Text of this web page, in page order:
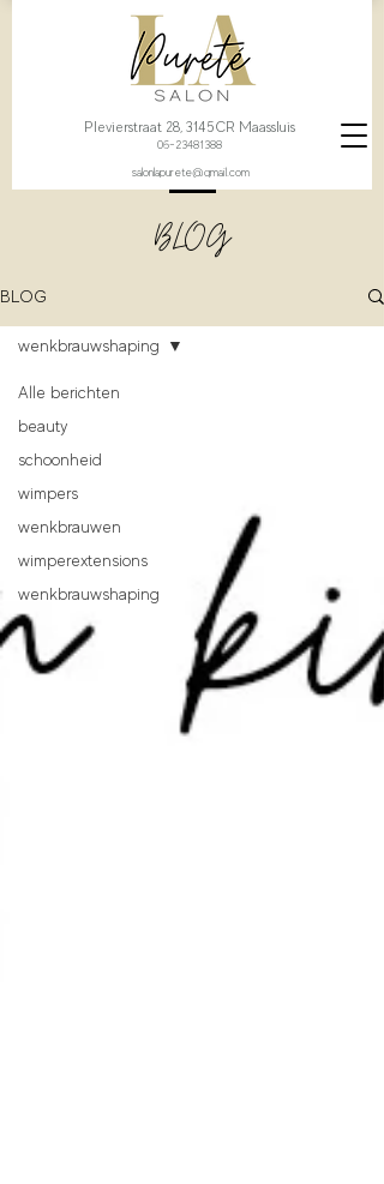
06-23481388
Plevierstraat 28, 3145CR Maassluis
salonlapurete@gmail.com
BLOG
BLOG
Alle berichten
beauty
schoonheid
wimpers
wenkbrauwen
wimperextensions
wenkbrauwshaping
wenkbrauwshaping